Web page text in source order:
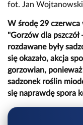
fot. Jan
W środę 29 czerwca
"Gorzów dla
rozdawane były
się okazało, akcja
gorzowian,
sadzonek roślin
się naprawdę spora